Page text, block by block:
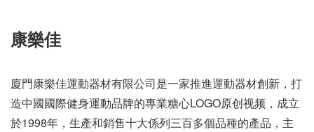
康樂佳
廈門康樂佳運動器材有限公司是一家推進運動器材創新，打
造中國國際健身運動品牌的專業糖心LOGO原创视频，成立
於1998年，生產和銷售十大係列三百多個品種的產品，主